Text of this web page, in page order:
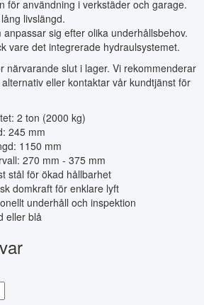
för användning i verkstäder och garage.
livslängd.
sig efter olika underhållsbehov.
vare det integrerade hydraulsystemet.
närvarande slut i lager. Vi rekommenderar
eller kontaktar vår kundtjänst för
2 ton (2000 kg)
245 mm
1150 mm
270 mm - 375 mm
stål för ökad hållbarhet
domkraft för enklare lyft
underhåll och inspektion
eller blå